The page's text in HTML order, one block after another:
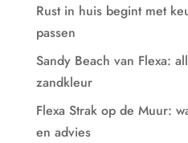
Rust in huis begint met
passen
Sandy Beach van Flexa:
zandkleur
Flexa Strak op de Muur:
en advies